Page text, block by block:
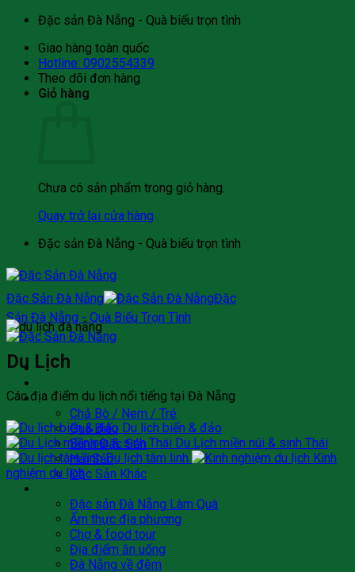
dung
Đặc sản Đà Nẵng - Quà biếu trọn tình
Giao hàng toàn quốc
Hotline: 0902554339
Theo dõi đơn hàng
Giỏ hàng
Chưa có sản phẩm trong giỏ hàng.
Quay trở lại cửa hàng
Đặc sản Đà Nẵng - Quà biếu trọn tình
Đặc Sản Đà Nẵng
Đặc
Sản Đà Nẵng - Quà Biếu Trọn Tình
Trang chủ
Đặc Sản
Chả Bò / Nem / Tré
Quà Biếu
Bánh Đặc Sản
Hải Sản
Đặc Sản Khác
Đặc sản Đà Nẵng Làm Quà
Ẩm thực địa phương
Chợ & food tour
Địa điểm ăn uống
Đà Nẵng về đêm
Du Lịch
Các địa điểm du lịch nổi tiếng tại Đà Nẵng
Du lịch biển & đảo
Du Lịch miền núi & sinh Thái
Du lịch tâm linh
Kinh
nghiệm du lịch